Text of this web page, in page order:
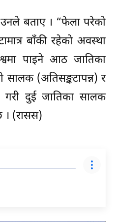
बताए । “फेला परेको
बाँकी रहेको अवस्था
पाइने आठ जातिका
(अतिसङ्कटापन्न) र
दुई जातिका सालक
। (रासस)